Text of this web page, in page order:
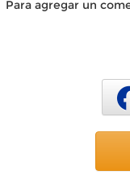
Para agregar un